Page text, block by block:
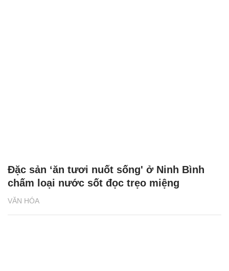
VĂN HÓA
Đặc sản ‘ăn tươi nuốt sống' ở Ninh Bình
chấm loại nước sốt đọc trẹo miệng